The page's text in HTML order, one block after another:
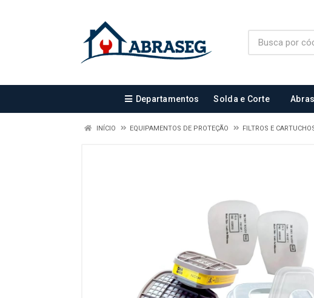
Departamentos Solda e Corte
INÍCIO EQUIPAMENTOS DE PROTEÇÃO FILTROS E